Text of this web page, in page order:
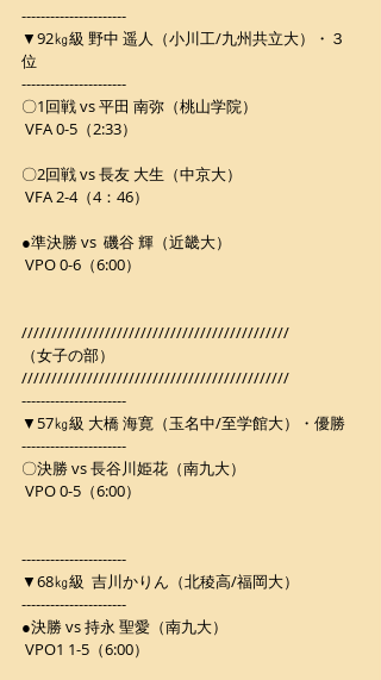
----------------------
▼92㎏級 野中 遥人（小川工/九州共立大）・３
位
----------------------
〇1回戦 vs 平田 南弥（桃山学院）
VFA 0-5（2:33）
〇2回戦 vs 長友 大生（中京大）
VFA 2-4（4：46）
●準決勝 vs  磯谷 輝（近畿大）
VPO 0-6（6:00）
/////////////////////////////////////////////
（女子の部）
/////////////////////////////////////////////
----------------------
▼57㎏級 大橋 海寛（玉名中/至学館大）・優勝
----------------------
〇決勝 vs 長谷川姫花（南九大）
VPO 0-5（6:00）
----------------------
▼68㎏級  吉川かりん（北稜高/福岡大）
----------------------
●決勝 vs 持永 聖愛（南九大）
VPO1 1-5（6:00）